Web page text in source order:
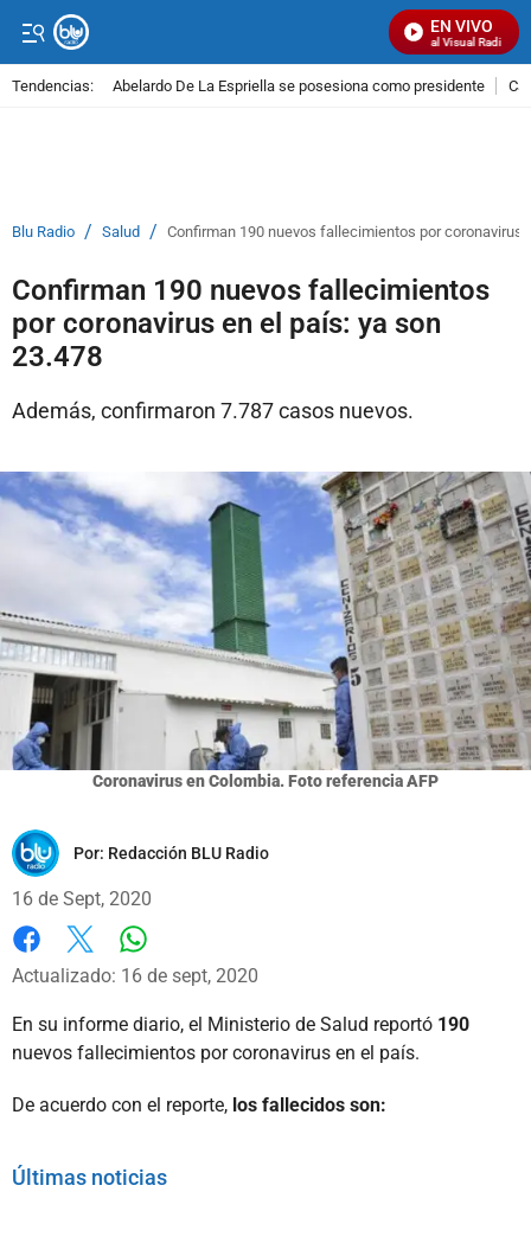
EN VIVO
Señal Visual Radio
Tendencias: Abelardo De La Espriella se posesiona como presidente
Blu Radio / Salud / Confirman 190 nuevos fallecimientos por coronavirus
Confirman 190 nuevos fallecimientos
por coronavirus en el país: ya son
23.478
Además, confirmaron 7.787 casos nuevos.
Coronavirus en Colombia. Foto referencia AFP
Por: Redacción BLU Radio
16 de Sept, 2020
Facebook
X
Actualizado: 16 de sept, 2020
En su informe diario, el Ministerio de Salud reportó 190
nuevos fallecimientos por coronavirus en el país.
De acuerdo con el reporte, los fallecidos son:
Últimas noticias